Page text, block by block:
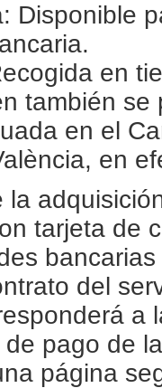
Disponible
en
también
en el
en
la
tarjeta de
del
a
pago de
página